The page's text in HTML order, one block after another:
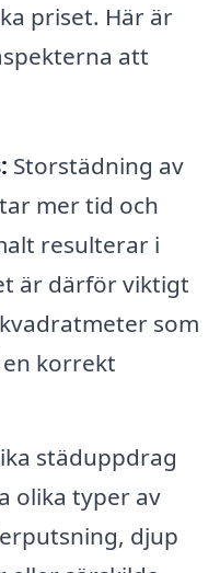
priset. Här är
att
Storstädning av
mer tid och
resulterar i
är därför viktigt
som
korrekt
städuppdrag
olika typer av
djup